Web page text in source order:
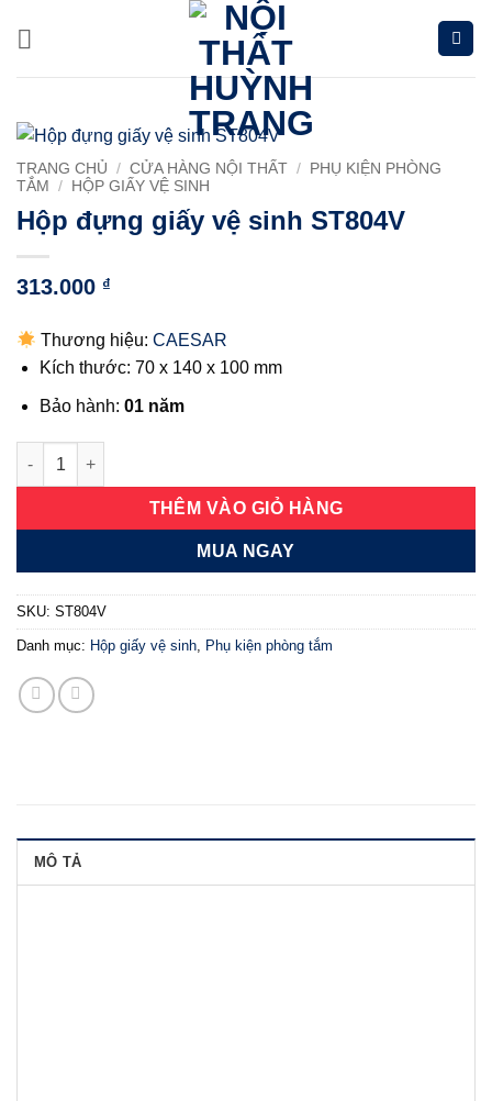
TRANG CHỦ / CỬA HÀNG NỘI THẤT /
PHỤ KIỆN PHÒNG
TẮM
/ HỘP GIẤY VỆ SINH
Hộp đựng giấy vệ sinh ST804V
313.000 ₫
Thương hiệu: CAESAR
Kích thước: 70 x 140 x 100 mm
Bảo hành: 01 năm
Hộp đựng giấy vệ sinh ST804V số lượng
THÊM VÀO GIỎ HÀNG
MUA NGAY
SKU: ST804V
Danh mục: Hộp giấy vệ sinh, Phụ kiện phòng tắm
MÔ TẢ